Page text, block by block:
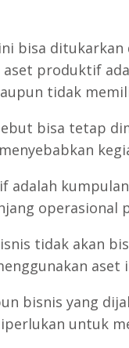
bisa ditukarkan
produktif
tidak
bisa tetap
adalah
operasional
tidak akan
aset
bisnis yang
untuk